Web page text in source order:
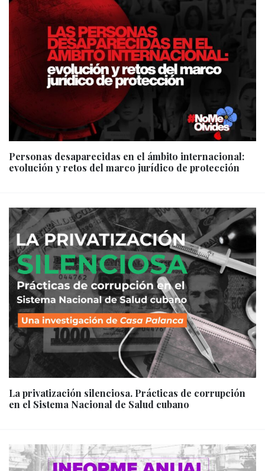
Personas desaparecidas en el ámbito internacional:
evolución y retos del marco jurídico de protección
La privatización silenciosa. Prácticas de corrupción
en el Sistema Nacional de Salud cubano